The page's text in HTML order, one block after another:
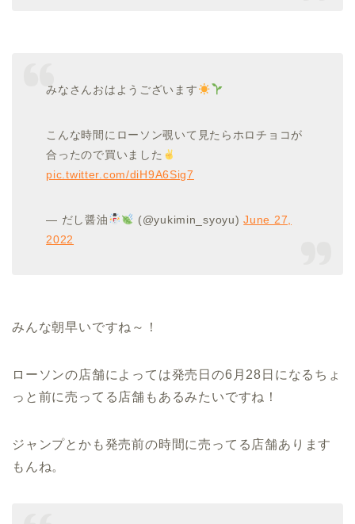
みなさんおはようございます
こんな時間にローソン覗いて見たらホロチョコが
合ったので買いました
pic.twitter.com/diH9A6Sig7
— だし醤油 (@yukimin_syoyu)June 27,
2022
みんな朝早いですね～！
ローソンの店舗によっては発売日の6月28日になるちょ
っと前に売ってる店舗もあるみたいですね！
ジャンプとかも発売前の時間に売ってる店舗あります
もんね。